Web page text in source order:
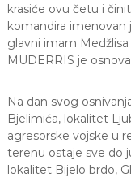
krasiće ovu četu i
komandira imenovan
glavni imam
MUDERRIS je
Na dan svog
Bjelimića, lokalitet
agresorske vojske u
terenu ostaje sve do
lokalitet Bijelo brdo,